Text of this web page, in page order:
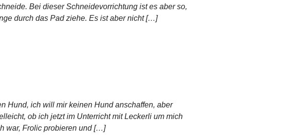
Bei dieser Schneidevorrichtung ist es aber so,
durch das Pad ziehe. Es ist aber nicht […]
Hund, ich will mir keinen Hund anschaffen, aber
ob ich jetzt im Unterricht mit Leckerli um mich
war, Frolic probieren und […]